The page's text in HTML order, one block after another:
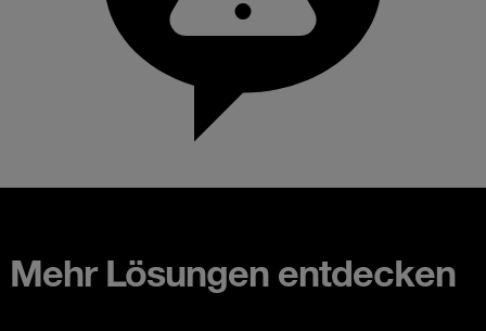
Mehr Lösungen entdecken